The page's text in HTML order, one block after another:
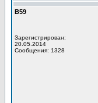
В59
Зарегистрирован:
20.05.2014
Сообщения: 1328